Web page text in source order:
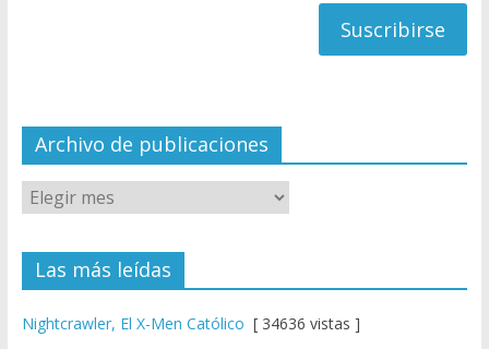
el
Archivo de publicaciones
Las más leídas
Nightcrawler, El X-Men Católico [ 34636 vistas ]